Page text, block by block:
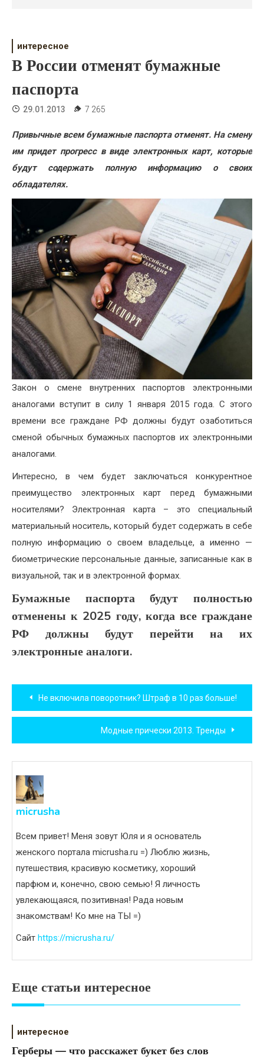
Свадьба
Жизнь
Хобби
Красота
Недвижимость
интересное
В России отменят бумажные
паспорта
29.01.2013 7 265
Привычные всем бумажные паспорта отменят. На смену
им придет прогресс в виде электронных карт, которые
будут содержать полную информацию о своих
обладателях.
Закон о смене внутренних паспортов электронными
аналогами вступит в силу 1 января 2015 года. С этого
времени все граждане РФ должны будут озаботиться
сменой обычных бумажных паспортов их электронными
аналогами.
Интересно, в чем будет заключаться конкурентное
преимущество электронных карт перед бумажными
носителями? Электронная карта – это специальный
материальный носитель, который будет содержать в себе
полную информацию о своем владельце, а именно —
биометрические персональные данные, записанные как в
визуальной, так и в электронной формах.
Бумажные паспорта будут полностью
отменены к 2025 году, когда все граждане
РФ должны будут перейти на их
электронные аналоги.
Навигация
по
записям
Не включила поворотник? Штраф в 10 раз больше!
Модные прически 2013. Тренды
micrusha
Всем привет! Меня зовут Юля и я основатель
женского портала micrusha.ru =) Люблю жизнь,
путешествия, красивую косметику, хороший
парфюм и, конечно, свою семью! Я личность
увлекающаяся, позитивная! Рада новым
знакомствам! Ко мне на ТЫ =)
Сайт https://micrusha.ru/
Еще статьи интересное
интересное
Герберы — что расскажет букет без слов